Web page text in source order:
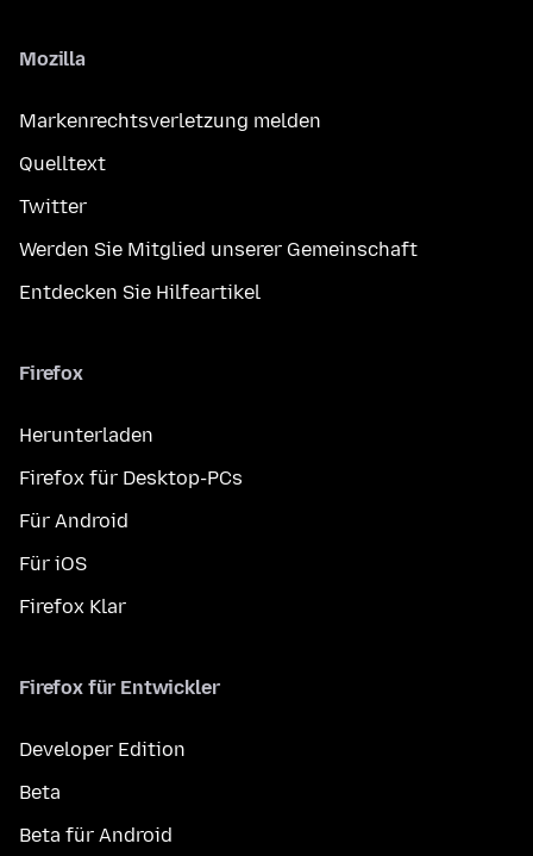
Mozilla
Markenrechtsverletzung melden
Quelltext
Twitter
Werden Sie Mitglied unserer Gemeinschaft
Entdecken Sie Hilfeartikel
Firefox
Herunterladen
Firefox für Desktop-PCs
Für Android
Für iOS
Firefox Klar
Firefox für Entwickler
Developer Edition
Beta
Beta für Android